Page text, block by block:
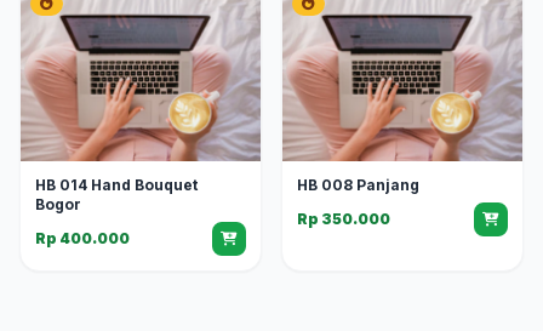
HB 014 Hand Bouquet
Bogor
Rp 400.000
HB 008 Panjang
Rp 350.000